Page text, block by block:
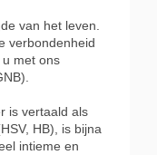
van het leven.
verbondenheid
met ons
is vertaald als
HB), is bijna
intieme en